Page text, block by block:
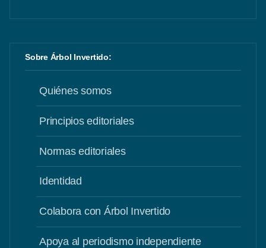
Sobre Árbol Invertido:
Quiénes somos
Principios editoriales
Normas editoriales
Identidad
Colabora con Árbol Invertido
Apoya al periodismo independiente